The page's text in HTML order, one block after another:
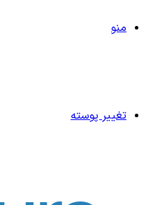
منو
تغییر پوسته